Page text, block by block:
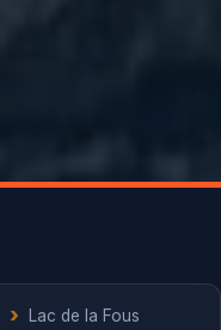
› Lac de la Fous